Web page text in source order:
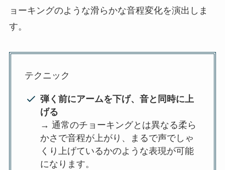
ョーキングのような滑らかな音程変化を演出しま
す。
テクニック
弾く前にアームを下げ、音と同時に上
げる
→ 通常のチョーキングとは異なる柔ら
かさで音程が上がり、まるで声でしゃ
くり上げているかのような表現が可能
になります。